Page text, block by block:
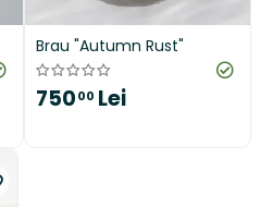
Brau "Autumn Rust"
75000 Lei